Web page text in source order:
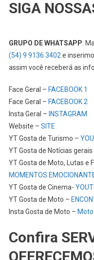
SIGA
GRUPO DE WHATSAPP:
(54) 9 9136 3402 e
assim você receberá as
Face Geral – FACEBOOK 1
Face Geral – FACEBOOK 2
Insta Geral – INSTAGRAM
Website – SITE
YT Gosta de Turismo –
YT Gosta de Notícias gerais
YT Gosta de Moto, Lutas e
MOMENTOS
YT Gosta de Cinema-
YT Gosta de Moto –
Insta Gosta de Moto –
Confira